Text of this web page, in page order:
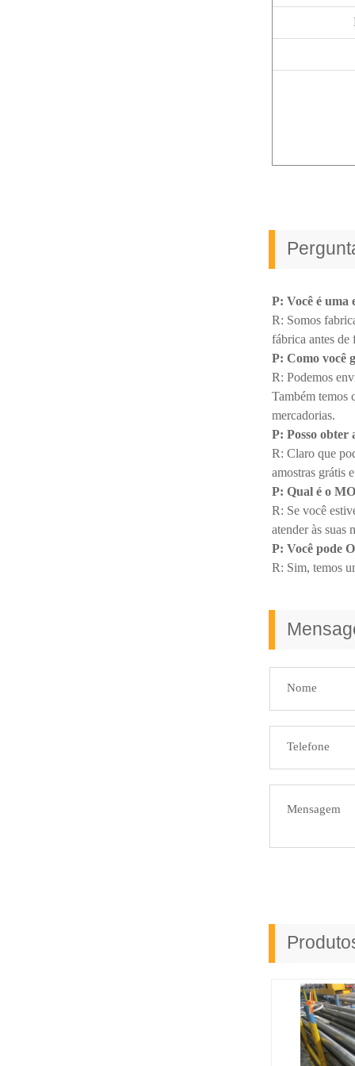
P: Você é uma
R: Somos
fábrica antes de
P: Como você
R: Podemos
Também temos
mercadorias.
P: Posso obter
R: Claro que
amostras grátis
P: Qual é o
R: Se você
atender às suas
P: Você pode
R: Sim, temos